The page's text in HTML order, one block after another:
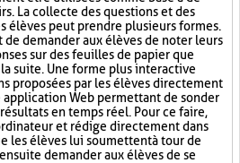
La collecte des questions et des
élèves peut prendre plusieurs formes.
de demander aux élèves de noter leurs
sur des feuilles de papier que
suite. Une forme plus interactive
proposées par les élèves directement
application Web permettant de sonder
en temps réel. Pour ce faire,
et rédige directement dans
les élèves lui soumettent à tour de
demander aux élèves de se